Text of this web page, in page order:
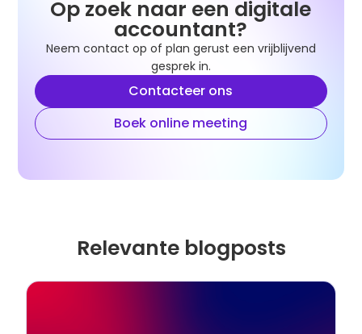
Op zoek naar een digitale
accountant?
Neem contact op of plan gerust een vrijblijvend
gesprek in.
Contacteer ons
Boek online meeting
Relevante blogposts